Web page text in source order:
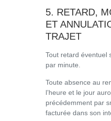
5. RETARD,
ET
TRAJET
Tout retard éventuel
par minute.
Toute absence au
l’heure et le jour
précédemment par
facturée dans son